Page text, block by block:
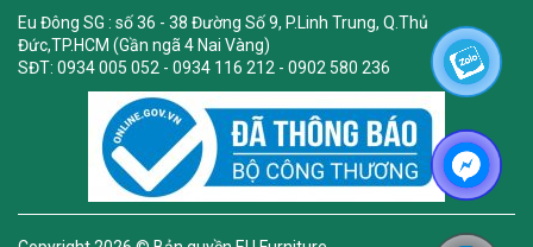
Eu Đông SG : số 36 - 38 Đường Số 9, P.Linh Trung, Q.Thủ
Đức,TP.HCM (Gần ngã 4 Nai Vàng)
SĐT: 0934 005 052 - 0934 116 212 - 0902 580 236